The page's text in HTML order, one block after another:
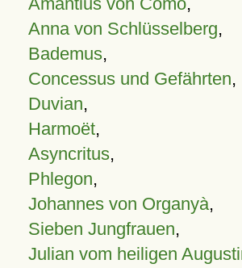
Anna von Schlüsselberg,
Bademus,
Concessus und Gefährten,
Duvian,
Harmoët,
Asyncritus,
Phlegon,
Johannes von Organyà,
Sieben Jungfrauen,
Julian vom heiligen